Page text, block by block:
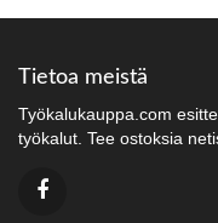
Tietoa meistä
Työkalukauppa.com
työkalut. Tee ostoksia